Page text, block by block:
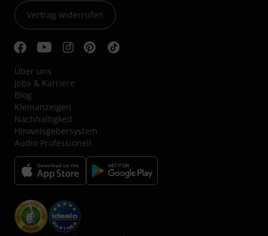
Vertrag widerrufen
Über uns
Jobs & Karriere
Blog
Kleinanzeigen
Nachhaltigkeit
Hinweisgebersystem
Audio Professionell